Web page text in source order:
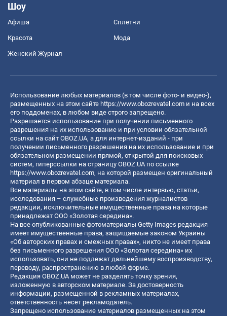
Шоу
Афиша Сплетни
Красота Мода
Женский Журнал
Использование любых материалов (в том числе фото- и видео-),
размещенных на этом сайте https://www.obozrevatel.com и на всех
его поддоменах, в любом виде строго запрещено.
Разрешается использование при получении письменного
разрешения на их использование и при условии обязательной
ссылки на сайт OBOZ.UA, а для интернет-изданий - при
получении письменного разрешения на их использование и при
обязательном размещении прямой, открытой для поисковых
систем, гиперссылки на страницу OBOZ.UA по ссылке
https://www.obozrevatel.com, на которой размещен оригинальный
материал в первом абзаце материала.
Все материалы на этом сайте, в том числе интервью, статьи,
исследования – служебные произведения журналистов
редакции, исключительные имущественные права на которые
принадлежат ООО «Золотая середина».
На все опубликованные фотоматериалы Getty Images редакция
имеет имущественные права, защищаемые законом Украины
«Об авторских правах и смежных правах», никто не имеет права
без письменного разрешения ООО «Золотая середина» их
использовать, они не подлежат дальнейшему воспроизводству,
переводу, распространению в любой форме.
Редакция OBOZ.UA может не разделять точку зрения,
изложенную в авторском материале. За достоверность
информации, размещенной в рекламных материалах,
ответственность несет рекламодатель.
Запрещено использование материалов размещенных на этом